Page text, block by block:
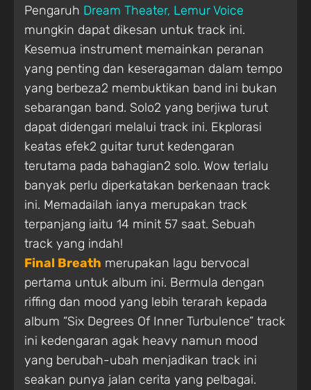
Pengaruh Dream Theater, Lemur Voice
mungkin dapat dikesan untuk track ini.
Kesemua instrument memainkan peranan
yang penting dan keseragaman dalam tempo
yang berbeza2 membuktikan band ini bukan
sebarangan band. Solo2 yang berjiwa turut
dapat didengari melalui track ini. Ekplorasi
keatas efek2 guitar turut kedengaran
terutama pada bahagian2 solo. Wow terlalu
banyak perlu diperkatakan berkenaan track
ini. Memadailah ianya merupakan track
terpanjang iaitu 14 minit 57 saat. Sebuah
track yang indah!
Final Breath merupakan lagu bervocal
pertama untuk album ini. Bermula dengan
riffing dan mood yang lebih terarah kepada
album “Six Degrees Of Inner Turbulence” track
ini kedengaran agak heavy namun mood
yang berubah-ubah menjadikan track ini
seakan punya jalan cerita yang pelbagai.